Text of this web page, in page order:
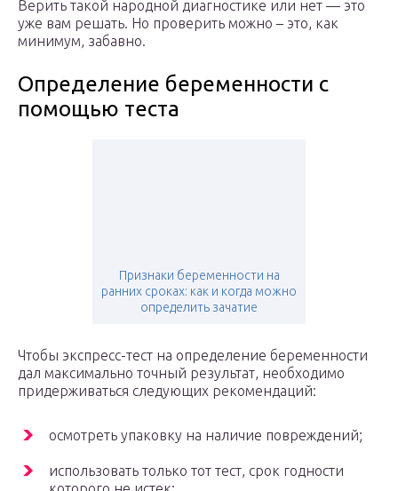
Верить такой народной диагностике или нет — это
уже вам решать. Но проверить можно – это, как
минимум, забавно.
Определение беременности с
помощью теста
Признаки беременности на
ранних сроках: как и когда можно
определить зачатие
Чтобы экспресс-тест на определение беременности
дал максимально точный результат, необходимо
придерживаться следующих рекомендаций:
осмотреть упаковку на наличие повреждений;
использовать только тот тест, срок годности